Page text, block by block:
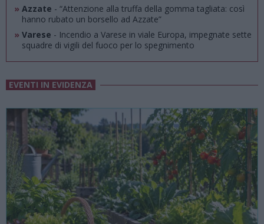
» Azzate - “Attenzione alla truffa della gomma tagliata: così
hanno rubato un borsello ad Azzate”
» Varese - Incendio a Varese in viale Europa, impegnate sette
squadre di vigili del fuoco per lo spegnimento
EVENTI IN EVIDENZA